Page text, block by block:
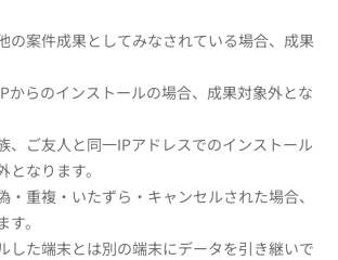
の案件成果としてみなされている場合、成果
からのインストールの場合、成果対象外とな
、ご友人と同一IPアドレスでのインストール
なります。
・重複・いたずら・キャンセルされた場合、
。
した端末とは別の端末にデータを引き継いで